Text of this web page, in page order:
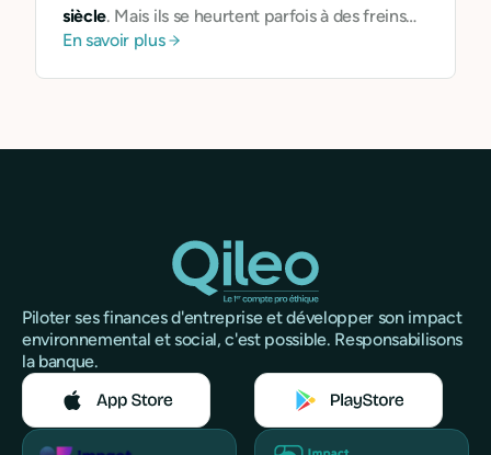
siècle. Mais ils se heurtent parfois à des freins
administratifs, au manque de financement ou à
En savoir plus
Piloter ses finances d'entreprise et développer son impact
environnemental et social, c'est possible. Responsabilisons
la banque.